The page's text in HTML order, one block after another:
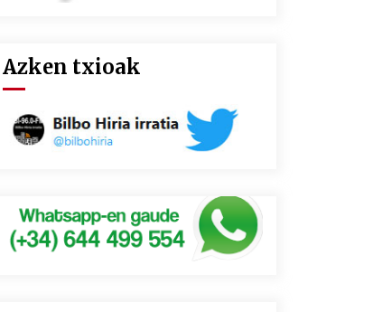
Azken txioak